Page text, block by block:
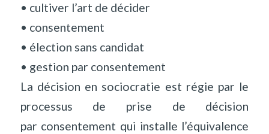
• cultiver l’art de décider
• consentement
• élection sans candidat
• gestion par consentement
La décision en sociocratie est régie par le
processus de prise de décision
par consentement qui installe l’équivalence